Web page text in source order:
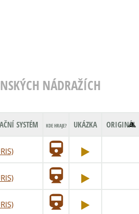
NÁDRAŽÍCH
SYSTÉM KDE HRAJE? UKÁZKA ORIGINÁL